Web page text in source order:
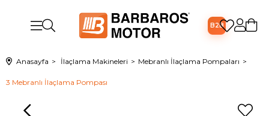
B2B
Anasayfa İlaçlama Makineleri Mebranlı İlaçlama Pompaları
3 Mebranlı İlaçlama Pompası